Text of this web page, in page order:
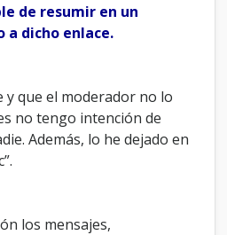
de resumir en un
a dicho enlace.
y que el moderador no lo
no tengo intención de
Además, lo he dejado en
los mensajes,